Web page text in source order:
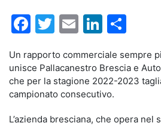
Facebook
Twitter
Email
Un rapporto commerciale sempre
unisce Pallacanestro Brescia e
che per la stagione 2022-2023
campionato consecutivo.
L’azienda bresciana, che opera nel